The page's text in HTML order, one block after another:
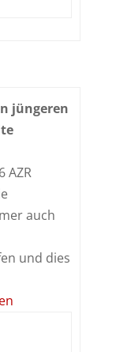
jüngeren
AZR
auch
und dies